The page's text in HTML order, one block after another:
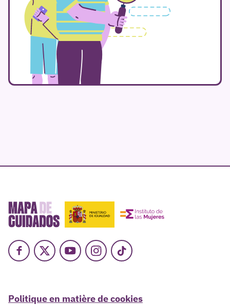
Facebook
X YoutubeInstagram
TikTok
Politique en matière de cookies